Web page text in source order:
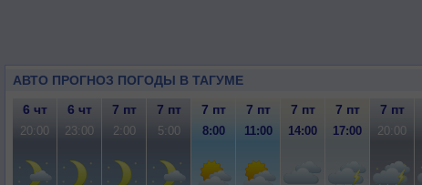
АВТО ПРОГНОЗ ПОГОДЫ В ТАГУМЕ
6 чт 6 чт 7 пт 7 пт 7 пт 7 пт 7 пт 7 пт 7 пт
20:00 23:00 2:00 5:00 8:00 11:00 14:00 17:00 20:00